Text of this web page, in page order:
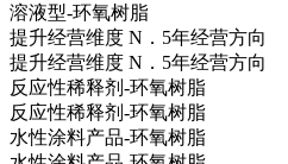
溶液型-环氧树脂
提升经营维度 N．5年经营方向
提升经营维度 N．5年经营方向
反应性稀释剂-环氧树脂
反应性稀释剂-环氧树脂
水性涂料产品-环氧树脂